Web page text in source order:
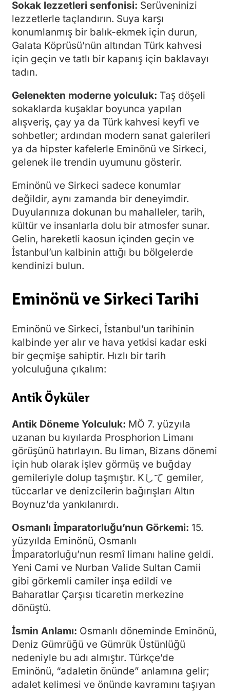
Sokak lezzetleri senfonisi: Serüveninizi
lezzetlerle taçlandırın. Suya karşı
konumlanmış bir balık-ekmek için durun,
Galata Köprüsü’nün altından Türk kahvesi
için geçin ve tatlı bir kapanış için baklavayı
tadın.
Gelenekten moderne yolculuk: Taş döşeli
sokaklarda kuşaklar boyunca yapılan
alışveriş, çay ya da Türk kahvesi keyfi ve
sohbetler; ardından modern sanat galerileri
ya da hipster kafelerle Eminönü ve Sirkeci,
gelenek ile trendin uyumunu gösterir.
Eminönü ve Sirkeci sadece konumlar
değildir, aynı zamanda bir deneyimdir.
Duyularınıza dokunan bu mahalleler, tarih,
kültür ve insanlarla dolu bir atmosfer sunar.
Gelin, hareketli kaosun içinden geçin ve
İstanbul’un kalbinin attığı bu bölgelerde
kendinizi bulun.
Eminönü ve Sirkeci Tarihi
Eminönü ve Sirkeci, İstanbul’un tarihinin
kalbinde yer alır ve hava yetkisi kadar eski
bir geçmişe sahiptir. Hızlı bir tarih
yolculuğuna çıkalım:
Antik Öyküler
Antik Döneme Yolculuk: MÖ 7. yüzyıla
uzanan bu kıyılarda Prosphorion Limanı
görüşünü hatırlayın. Bu liman, Bizans dönemi
için hub olarak işlev görmüş ve buğday
gemileriyle dolup taşmıştır. Kして gemiler,
tüccarlar ve denizcilerin bağırışları Altın
Boynuz’da yankılanırdı.
Osmanlı İmparatorluğu’nun Görkemi: 15.
yüzyılda Eminönü, Osmanlı
İmparatorluğu’nun resmî limanı haline geldi.
Yeni Cami ve Nurban Valide Sultan Camii
gibi görkemli camiler inşa edildi ve
Baharatlar Çarşısı ticaretin merkezine
dönüştü.
İsmin Anlamı: Osmanlı döneminde Eminönü,
Deniz Gümrüğü ve Gümrük Üstünlüğü
nedeniyle bu adı almıştır. Türkçe’de
Eminönü, “adaletin önünde” anlamına gelir;
adalet kelimesi ve önünde kavramını taşıyan